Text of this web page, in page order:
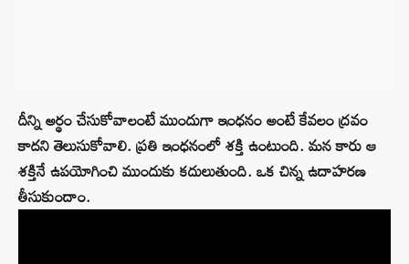
దీన్ని అర్థం చేసుకోవాలంటే ముందుగా ఇంధనం అంటే కేవలం ద్రవం
కాదని తెలుసుకోవాలి. ప్రతి ఇంధనంలో శక్తి ఉంటుంది. మన కారు ఆ
శక్తినే ఉపయోగించి ముందుకు కదులుతుంది. ఒక చిన్న ఉదాహరణ
తీసుకుందాం.